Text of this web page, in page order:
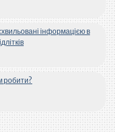
інформацією в
робити?